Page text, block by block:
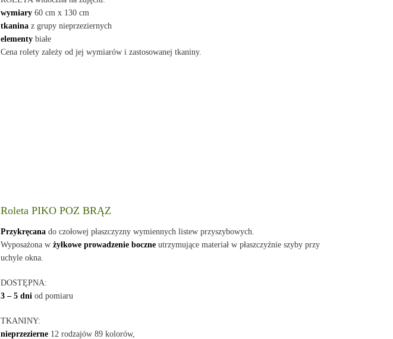
wymiary60 cm x 130 cm
tkaninaz grupy nieprzeziernych
elementybiałe
Cena rolety zależy od jej wymiarów i zastosowanej tkaniny.
Roleta PIKO POZ BRĄZ
Przykręcanado czołowej płaszczyzny wymiennych listew przyszybowych.
Wyposażona w żyłkowe prowadzenie boczneutrzymujące materiał w płaszczyźnie szyby przy
uchyle okna.
DOSTĘPNA:
3 – 5 dniod pomiaru
TKANINY:
nieprzezierne12 rodzajów 89 kolorów,